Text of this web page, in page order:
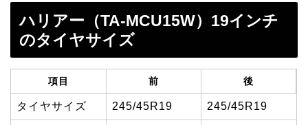
ハリアー（TA-MCU15W）19インチ
のタイヤサイズ
項目 前 後
タイヤサイズ 245/45R19 245/45R19